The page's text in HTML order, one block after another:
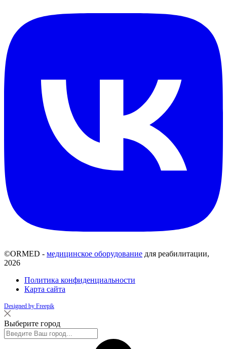
©ORMED - медицинское оборудование для реабилитации,
2026
Политика конфиденциальности
Карта сайта
Designed by Freepik
Выберите город